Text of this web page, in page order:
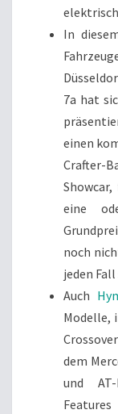
In
7a hat
einen
Crafter-
eine
noch
jeden
Auch
Modelle,
dem
und